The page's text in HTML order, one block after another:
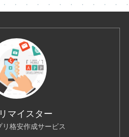
マイスター
リ格安作成サービス